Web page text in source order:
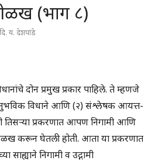
ओळख (भाग ८)
दि. य. देशपांडे
दोन प्रमुख प्रकार पाहिले. ते म्हणजे
विधाने आणि (२) संश्लेषक आयत्त-
प्रकरणात आपण निगामी आणि
करून घेतली होती. आता या प्रकरणात
साह्याने निगामी व उद्गामी